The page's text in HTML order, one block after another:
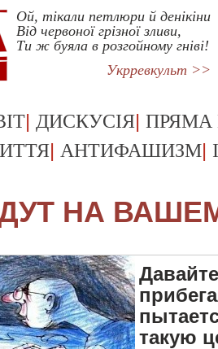
Ой, тікали петлюри й денікіни
Від червоної грізної зливи,
Ти ж буяла в розгойному гніві!
Укрревкульт >>
| ДИСКУСІЯ| ПРЯМА
| АНТИФАШИЗМ|
НА
такую